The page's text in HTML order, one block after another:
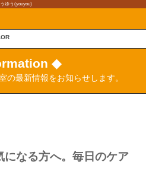
ゆう(youyou)
◆
の最新情報をお知らせします。
になる方へ。毎日のケア